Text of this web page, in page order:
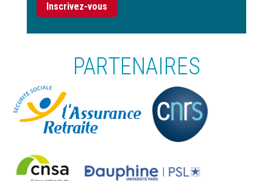
Inscrivez-vous
PARTENAIRES